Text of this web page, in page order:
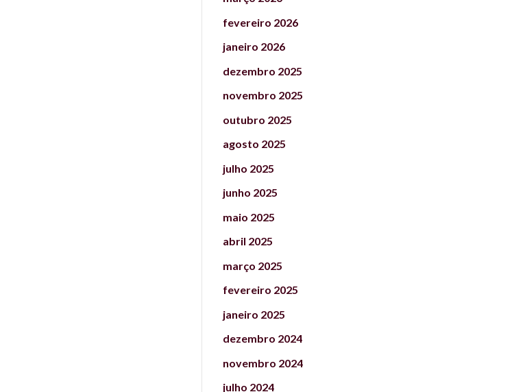
fevereiro 2026
janeiro 2026
dezembro 2025
novembro 2025
outubro 2025
agosto 2025
julho 2025
junho 2025
maio 2025
abril 2025
março 2025
fevereiro 2025
janeiro 2025
dezembro 2024
novembro 2024
julho 2024